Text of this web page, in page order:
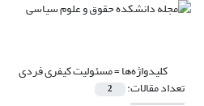
کلیدواژه‌ها =مسئولیت کیفری فردی
تعداد مقالات: 2